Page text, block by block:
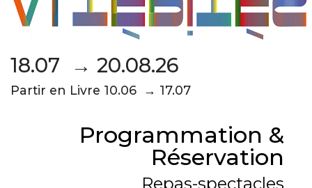
18.07 → 20.08.26
Partir en Livre 10.06 → 17.07
Programmation &
Réservation
Repas-spectacles